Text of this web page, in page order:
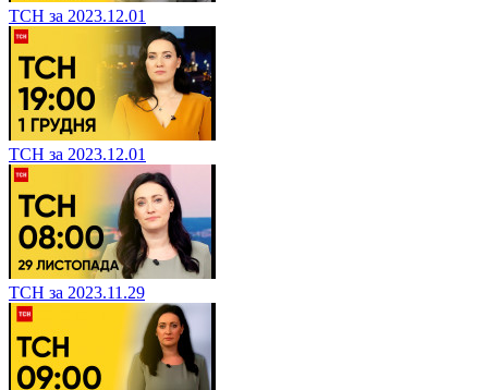
ТСН за 2023.12.01
ТСН за 2023.12.01
ТСН за 2023.11.29